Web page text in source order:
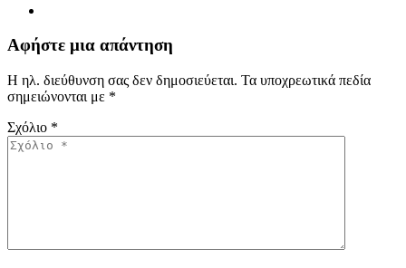
Αφήστε μια απάντηση
Η ηλ. διεύθυνση σας δεν δημοσιεύεται. Τα υποχρεωτικά πεδία
σημειώνονται με *
Σχόλιο *